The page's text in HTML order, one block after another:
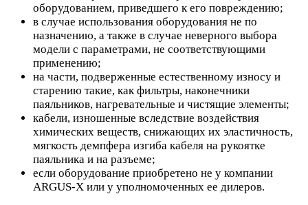
оборудованием, приведшего к его повреждению;
в случае использования оборудования не по
назначению, а также в случае неверного выбора
модели с параметрами, не соответствующими
применению;
на части, подверженные естественному износу и
старению такие, как фильтры, наконечники
паяльников, нагревательные и чистящие элементы;
кабели, изношенные вследствие воздействия
химических веществ, снижающих их эластичность,
мягкость демпфера изгиба кабеля на рукоятке
паяльника и на разъеме;
если оборудование приобретено не у компании
ARGUS-X или у уполномоченных ее дилеров.